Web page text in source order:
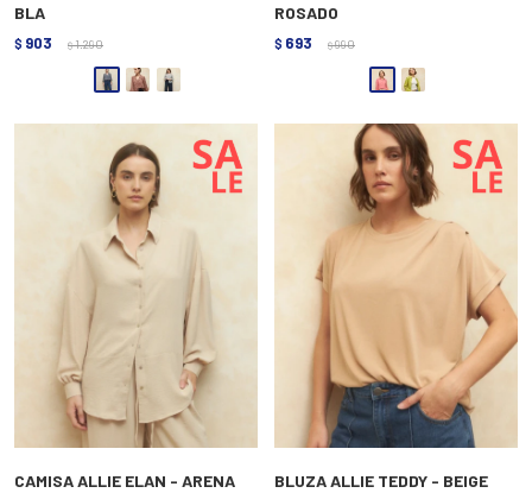
BLA
$ 903 $ 1.290
ROSADO
$ 693 $ 990
CAMISA ALLIE ELAN - ARENA BLUZA ALLIE TEDDY - BEIGE